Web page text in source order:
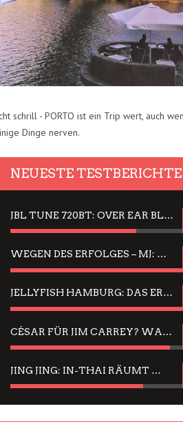
schrill - PORTO ist ein Trip wert, auch
Dinge nerven.
NEUESTE TESTBERICHTE
JBL TUNE 720BT: OVER EAR BLUETOOTH KOPFHÖRER UM DIE 50,-€ IM DAUER-TEST
WEGEN DES ERFOLGES – MJ: MICHAEL JACKSON MUSICAL IN EINER MATINEE SEHEN
JELLYFISH HAMBURG: DAS ERFOLGREICHE SOMMER-MENÜ 2025 IN GEFÜHLEN UND BILDERN
CÉSAR FÜR JIM CARREY? WARUM DAS EINER DER NERVIGSTEN ACTORS IST UND BLEIBT
JING JING: IN-THAI RÄUMT WIEDER TITEL AB – EIN ZWEI-STUNDEN-ERLEBNISBERICHT